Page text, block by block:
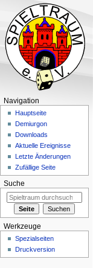
Navigation
Hauptseite
Demiurgon
Downloads
Aktuelle Ereignisse
Letzte Änderungen
Zufällige Seite
Suche
Werkzeuge
Spezialseiten
Druckversion